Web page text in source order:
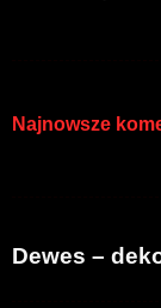
Najnowsze
Dewes –